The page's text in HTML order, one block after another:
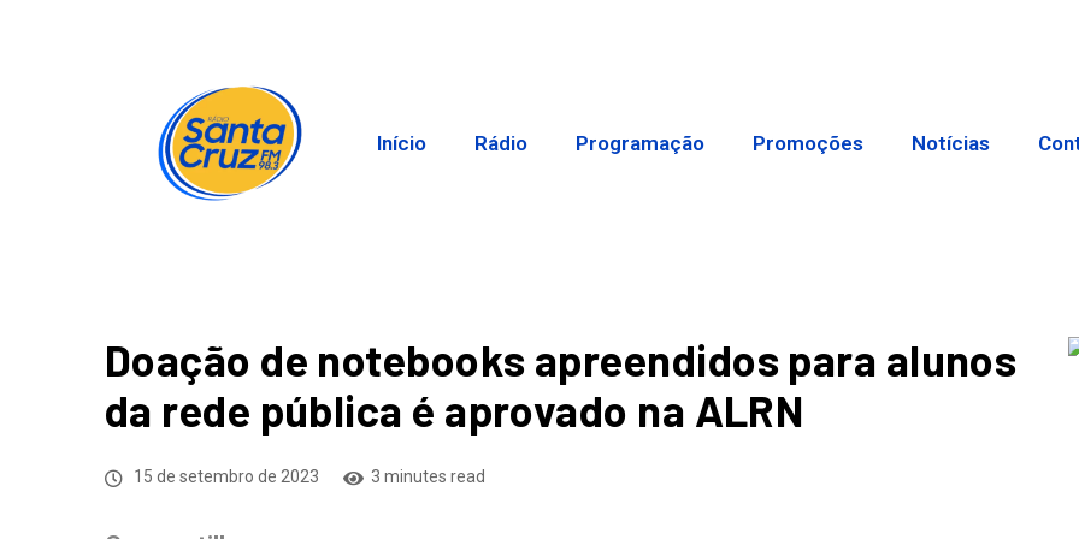
Início Rádio Programação Promoções Notícias
Doação de notebooks apreendidos para alunos
da rede pública é aprovado na ALRN
15 de setembro de 2023 3 minutes read